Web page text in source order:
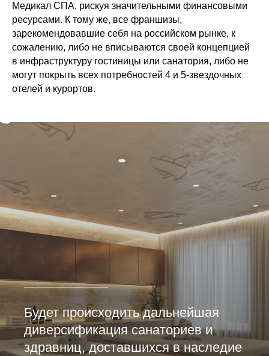
Медикал СПА, рискуя значительными финансовыми
ресурсами. К тому же, все франшизы,
зарекомендовавшие себя на российском рынке, к
сожалению, либо не вписываются своей концепцией
в инфраструктуру гостиницы или санатория, либо не
могут покрыть всех потребностей 4 и 5-звездочных
отелей и курортов.
Будет происходить дальнейшая
диверсификация санаториев и
здравниц, доставшихся в наследие